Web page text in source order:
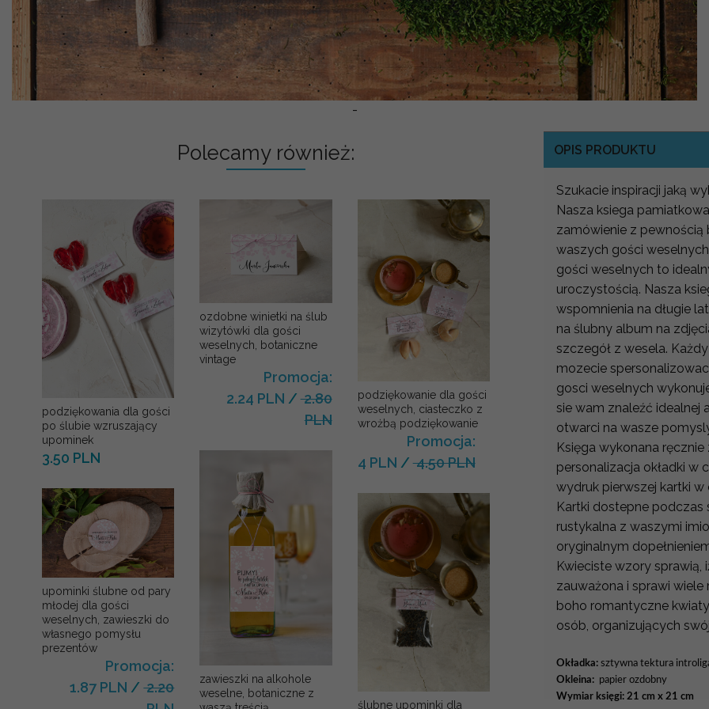
-
Polecamy również:
podziękowania dla gości
po ślubie wzruszający
upominek
3.50 PLN
upominki ślubne od pary
młodej dla gości
weselnych, zawieszki do
własnego pomysłu
prezentów
Promocja:
1.87 PLN /2.20
ozdobne winietki na ślub
wizytówki dla gości
weselnych, botaniczne
vintage
Promocja:
2.24 PLN /2.80
PLN
zawieszki na alkohole
weselne, botaniczne z
podziękowanie dla gości
weselnych, ciasteczko z
wrożbą podziękowanie
Promocja:
4 PLN /4.50 PLN
ślubne upominki dla
OPIS PRODUKTU
Szukacie inspiracji jaką
Nasza ksiega
zamówienie z pewnością
waszych gości
gości weselnych to
uroczystością. Nasza
wspomnienia na długie
na ślubny album na
szczegół z wesela.
mozecie
gosci weselnych
sie wam znaleźć idealnej
otwarci na wasze
Księga wykonana
personalizacja okładki w
wydruk pierwszej kartki
Kartki dostepne podczas
rustykalna z waszymi
oryginalnym
Kwieciste wzory
zauważona i sprawi
boho romantyczne
osób, organizujących
Okładka: sztywna tektura
Okleina: papier ozdobny
Wymiar księgi: 21 cm x 21 cm